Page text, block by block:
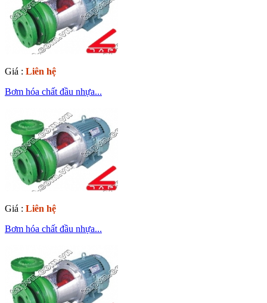
Giá : Liên hệ
Bơm hóa chất đầu nhựa...
Giá : Liên hệ
Bơm hóa chất đầu nhựa...